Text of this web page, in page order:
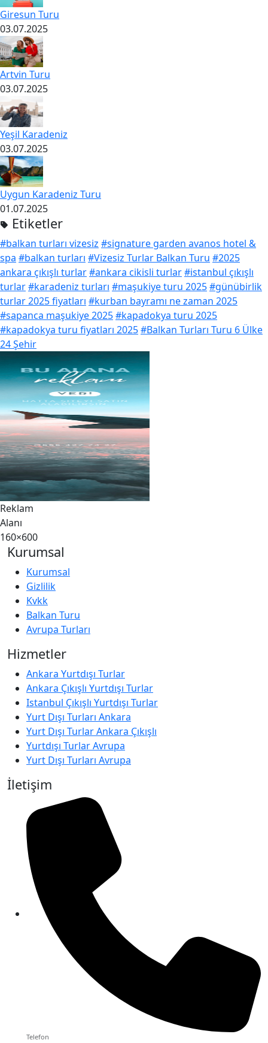
Giresun Turu
03.07.2025
Artvin Turu
03.07.2025
Yeşil Karadeniz
03.07.2025
Uygun Karadeniz Turu
01.07.2025
Etiketler
#balkan turları vizesiz #signature garden avanos hotel &
spa #balkan turları #Vizesiz Turlar Balkan Turu #2025
ankara çıkışlı turlar#ankara cikisli turlar#istanbul çıkışlı
turlar#karadeniz turları #maşukiye turu 2025#günübirlik
turlar 2025 fiyatları #kurban bayramı ne zaman 2025
#sapanca maşukiye 2025#kapadokya turu 2025
#kapadokya turu fiyatları 2025#Balkan Turları Turu 6 Ülke
24 Şehir
Reklam
Alanı
160×600
Kurumsal
Kurumsal
Gizlilik
Kvkk
Balkan Turu
Avrupa Turları
Hizmetler
Ankara Yurtdışı Turlar
Ankara Çıkışlı Yurtdışı Turlar
Istanbul Çıkışlı Yurtdışı Turlar
Yurt Dışı Turları Ankara
Yurt Dışı Turlar Ankara Çıkışlı
Yurtdışı Turlar Avrupa
Yurt Dışı Turları Avrupa
İletişim
Telefon